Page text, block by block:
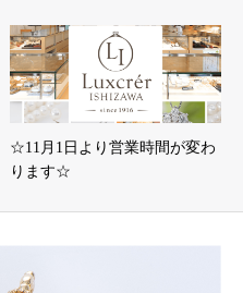
☆11月1日より営業時間が変わ
ります☆